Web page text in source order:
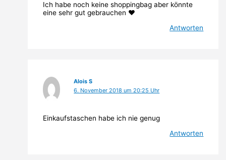
Ich habe noch keine shoppingbag aber könnte
eine sehr gut gebrauchen ❤
Antworten
Alois S
6. November 2018 um 20:25 Uhr
Einkaufstaschen habe ich nie genug
Antworten